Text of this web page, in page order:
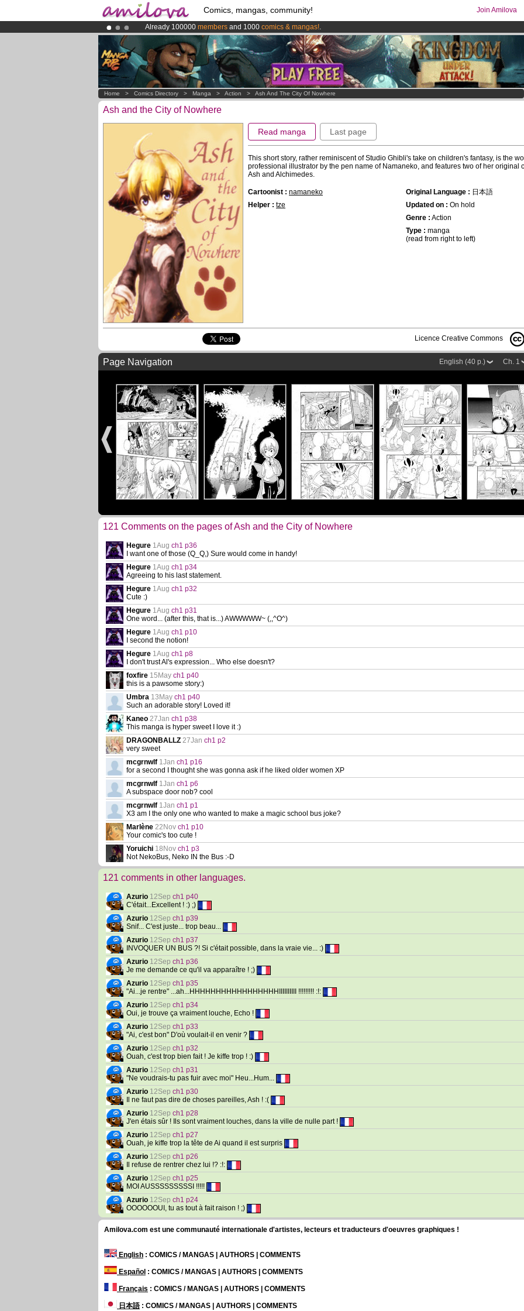
Comics, mangas, community! Join Amilova
Already 100000 members and 1000 comics & mangas!.
AmilovaKickstarter is now LIVE!.
Premium membership from3.95 euros per month !Get membership now
Home > Comics Directory > Manga > Action > Ash And The City Of Nowhere
Ash and the City of Nowhere
Read manga Last page
This short story, rather reminiscent of Studio Ghibli's take on children's fantasy, is the
professional illustrator by the pen name of Namaneko, and features two of her original
Ash and Alchimedes.
Cartoonist : namaneko
Helper : tze
Original Language : 日本語
Updated on : On hold
Genre : Action
Type : manga
(read from right to left)
Licence Creative Commons
Ch. 1
English (40 p.)
Page Navigation
121 Comments on the pages of Ash and the City of Nowhere
Hegure 1Aug ch1 p36
I want one of those (Q_Q,) Sure would come in handy!
Hegure 1Aug ch1 p34
Agreeing to his last statement.
Hegure 1Aug ch1 p32
Cute :)
Hegure 1Aug ch1 p31
One word... (after this, that is...) AWWWWW~ (,,^O^)
Hegure 1Aug ch1 p10
I second the notion!
Hegure 1Aug ch1 p8
I don't trust Al's expression... Who else doesn't?
foxfire 15May ch1 p40
this is a pawsome story:)
Umbra 13May ch1 p40
Such an adorable story! Loved it!
Kaneo 27Jan ch1 p38
This manga is hyper sweet I love it :)
DRAGONBALLZ 27Jan ch1 p2
very sweet
mcgrnwlf 1Jan ch1 p16
for a second I thought she was gonna ask if he liked older women XP
mcgrnwlf 1Jan ch1 p6
A subspace door nob? cool
mcgrnwlf 1Jan ch1 p1
X3 am I the only one who wanted to make a magic school bus joke?
Marlène 22Nov ch1 p10
Your comic's too cute !
Yoruichi 18Nov ch1 p3
Not NekoBus, Neko IN the Bus :-D
121 comments in other languages.
Azurio 12Sep ch1 p40
C'était...Excellent ! :) ;)
Azurio 12Sep ch1 p39
Snif... C'est juste... trop beau...
Azurio 12Sep ch1 p37
INVOQUER UN BUS ?! Si c'était possible, dans la vraie vie... :)
Azurio 12Sep ch1 p36
Je me demande ce qu'il va apparaître ! ;)
Azurio 12Sep ch1 p35
"Ai...je rentre" ...ah...HHHHHHHHHHHHHHHHHIIIIIIIIII !!!!!!!!! :!:
Azurio 12Sep ch1 p34
Oui, je trouve ça vraiment louche, Echo !
Azurio 12Sep ch1 p33
"Ai, c'est bon" D'où voulait-il en venir ?
Azurio 12Sep ch1 p32
Ouah, c'est trop bien fait ! Je kiffe trop ! :)
Azurio 12Sep ch1 p31
"Ne voudrais-tu pas fuir avec moi" Heu...Hum...
Azurio 12Sep ch1 p30
Il ne faut pas dire de choses pareilles, Ash ! :(
Azurio 12Sep ch1 p28
J'en étais sûr ! Ils sont vraiment louches, dans la ville de nulle part !
Azurio 12Sep ch1 p27
Ouah, je kiffe trop la tête de Ai quand il est surpris
Azurio 12Sep ch1 p26
Il refuse de rentrer chez lui !? :!:
Azurio 12Sep ch1 p25
MOI AUSSSSSSSSSI !!!!!
Azurio 12Sep ch1 p24
OOOOOOUI, tu as tout à fait raison ! ;)
Amilova.com est une communauté internationale d'artistes, lecteurs et traducteurs d'oeuvres graphiques !
English : COMICS / MANGAS | AUTHORS | COMMENTS
Español : COMICS / MANGAS | AUTHORS | COMMENTS
Français : COMICS / MANGAS | AUTHORS | COMMENTS
日本語: COMICS / MANGAS | AUTHORS | COMMENTS